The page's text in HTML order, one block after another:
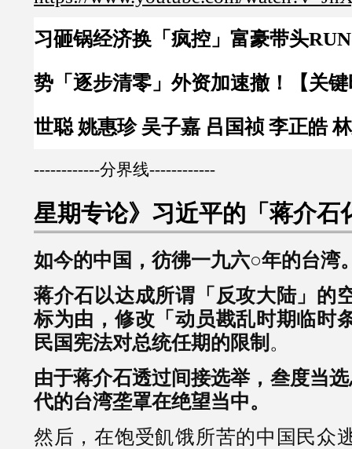
习砸锅经济换「疯控」富豪带头
势「逐步清零」外资加速撤！【关
世聪 姚惠珍 吴子嘉 吕国祯 李正皓
------------分界线------------
星期专论》习近平的「蒋介石
如今的中国，彷彿一九六○年的台湾
蒋介石以达成所谓「反攻大陆」的
标为由，修改「动员戡乱时期临时
民国宪法对总统任期的限制 。
由于蒋介石透过间接选举，叁度当
代的台湾垄罩在绝望当中。
然后，在饱受飢饿所苦的中国民众